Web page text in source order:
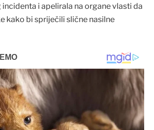
i apelirala na organe vlasti da
kako bi spriječili slične nasilne